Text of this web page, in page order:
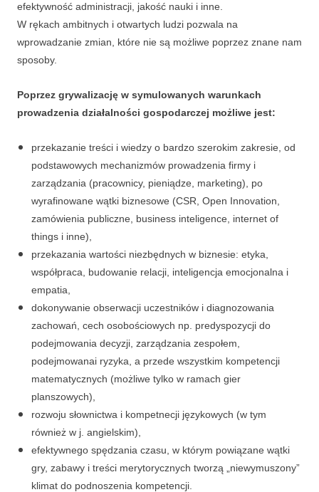
efektywność administracji, jakość nauki i inne.
W rękach ambitnych i otwartych ludzi pozwala na
wprowadzanie zmian, które nie są możliwe poprzez znane nam
sposoby.
Poprzez grywalizację w symulowanych warunkach
prowadzenia działalności gospodarczej możliwe jest:
przekazanie treści i wiedzy o bardzo szerokim zakresie, od
podstawowych mechanizmów prowadzenia firmy i
zarządzania (pracownicy, pieniądze, marketing), po
wyrafinowane wątki biznesowe (CSR, Open Innovation,
zamówienia publiczne, business inteligence, internet of
things i inne),
przekazania wartości niezbędnych w biznesie: etyka,
współpraca, budowanie relacji, inteligencja emocjonalna i
empatia,
dokonywanie obserwacji uczestników i diagnozowania
zachowań, cech osobościowych np. predyspozycji do
podejmowania decyzji, zarządzania zespołem,
podejmowanai ryzyka, a przede wszystkim kompetencji
matematycznych (możliwe tylko w ramach gier
planszowych),
rozwoju słownictwa i kompetnecji językowych (w tym
również w j. angielskim),
efektywnego spędzania czasu, w którym powiązane wątki
gry, zabawy i treści merytorycznych tworzą „niewymuszony”
klimat do podnoszenia kompetencji.